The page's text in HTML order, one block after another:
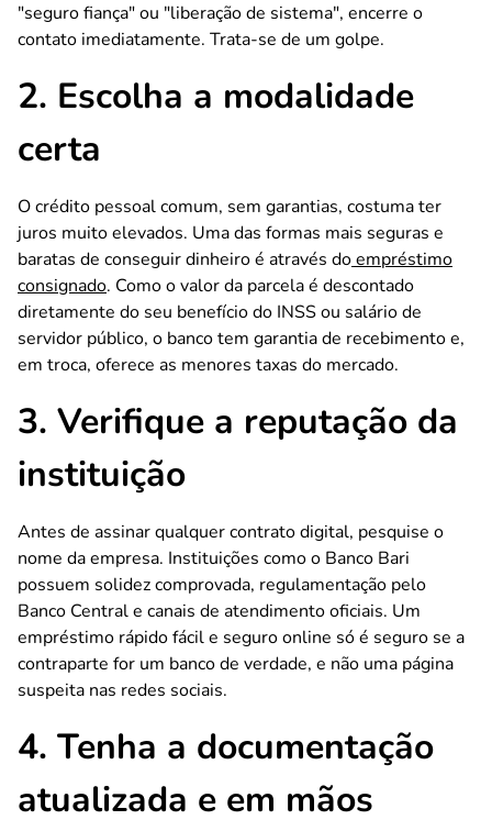
"seguro fiança" ou "liberação de sistema", encerre o
contato imediatamente. Trata-se de um golpe.
2. Escolha a modalidade
certa
O crédito pessoal comum, sem garantias, costuma ter
juros muito elevados. Uma das formas mais seguras e
baratas de conseguir dinheiro é através doempréstimo
consignado. Como o valor da parcela é descontado
diretamente do seu benefício do INSS ou salário de
servidor público, o banco tem garantia de recebimento e,
em troca, oferece as menores taxas do mercado.
3. Verifique a reputação da
instituição
Antes de assinar qualquer contrato digital, pesquise o
nome da empresa. Instituições como o Banco Bari
possuem solidez comprovada, regulamentação pelo
Banco Central e canais de atendimento oficiais. Um
empréstimo rápido fácil e seguro online só é seguro se a
contraparte for um banco de verdade, e não uma página
suspeita nas redes sociais.
4. Tenha a documentação
atualizada e em mãos